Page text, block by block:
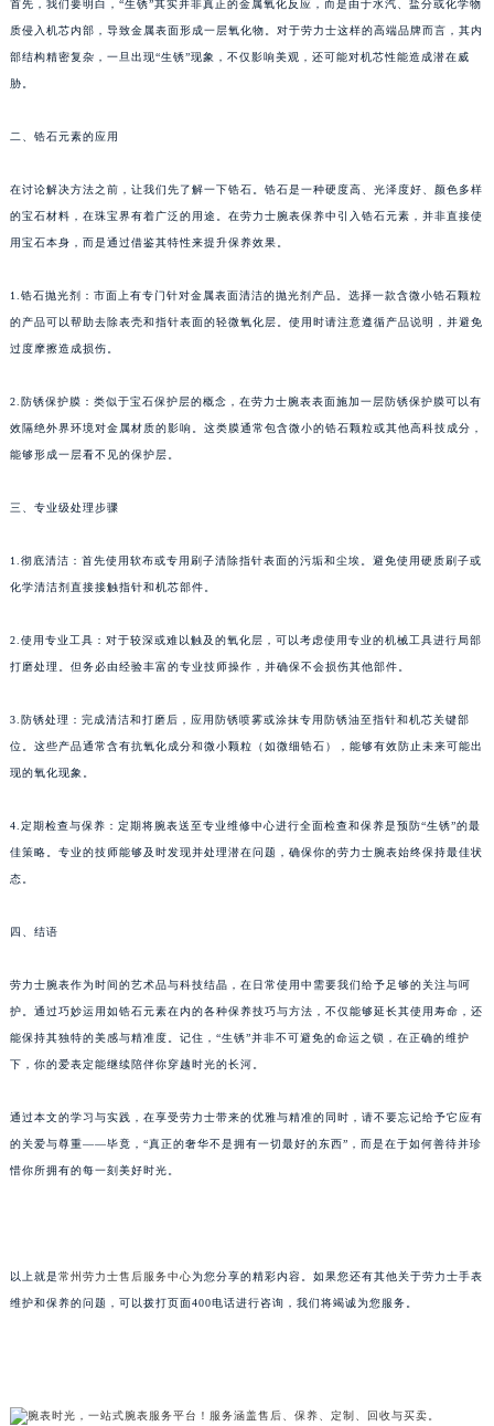
首先，我们要明白，“生锈”其实并非真正的金属氧化反应，而是由于水汽、盐分或化学物
质侵入机芯内部，导致金属表面形成一层氧化物。对于劳力士这样的高端品牌而言，其内
部结构精密复杂，一旦出现“生锈”现象，不仅影响美观，还可能对机芯性能造成潜在威
胁。
二、锆石元素的应用
在讨论解决方法之前，让我们先了解一下锆石。锆石是一种硬度高、光泽度好、颜色多样
的宝石材料，在珠宝界有着广泛的用途。在劳力士腕表保养中引入锆石元素，并非直接使
用宝石本身，而是通过借鉴其特性来提升保养效果。
1.锆石抛光剂：市面上有专门针对金属表面清洁的抛光剂产品。选择一款含微小锆石颗粒
的产品可以帮助去除表壳和指针表面的轻微氧化层。使用时请注意遵循产品说明，并避免
过度摩擦造成损伤。
2.防锈保护膜：类似于宝石保护层的概念，在劳力士腕表表面施加一层防锈保护膜可以有
效隔绝外界环境对金属材质的影响。这类膜通常包含微小的锆石颗粒或其他高科技成分，
能够形成一层看不见的保护层。
三、专业级处理步骤
1.彻底清洁：首先使用软布或专用刷子清除指针表面的污垢和尘埃。避免使用硬质刷子或
化学清洁剂直接接触指针和机芯部件。
2.使用专业工具：对于较深或难以触及的氧化层，可以考虑使用专业的机械工具进行局部
打磨处理。但务必由经验丰富的专业技师操作，并确保不会损伤其他部件。
3.防锈处理：完成清洁和打磨后，应用防锈喷雾或涂抹专用防锈油至指针和机芯关键部
位。这些产品通常含有抗氧化成分和微小颗粒（如微细锆石），能够有效防止未来可能出
现的氧化现象。
4.定期检查与保养：定期将腕表送至专业维修中心进行全面检查和保养是预防“生锈”的最
佳策略。专业的技师能够及时发现并处理潜在问题，确保你的劳力士腕表始终保持最佳状
态。
四、结语
劳力士腕表作为时间的艺术品与科技结晶，在日常使用中需要我们给予足够的关注与呵
护。通过巧妙运用如锆石元素在内的各种保养技巧与方法，不仅能够延长其使用寿命，还
能保持其独特的美感与精准度。记住，“生锈”并非不可避免的命运之锁，在正确的维护
下，你的爱表定能继续陪伴你穿越时光的长河。
通过本文的学习与实践，在享受劳力士带来的优雅与精准的同时，请不要忘记给予它应有
的关爱与尊重——毕竟，“真正的奢华不是拥有一切最好的东西”，而是在于如何善待并珍
惜你所拥有的每一刻美好时光。
以上就是常州劳力士售后服务中心为您分享的精彩内容。如果您还有其他关于劳力士手表
维护和保养的问题，可以拨打页面400电话进行咨询，我们将竭诚为您服务。